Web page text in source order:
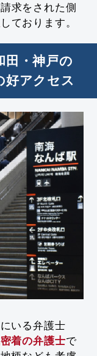
求をされた側
しております。
田・神戸の
好アクセス
いる弁護士
着の弁護士で